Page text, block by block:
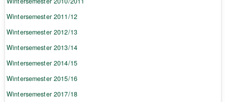
Wintersemester 2011/12
Wintersemester 2012/13
Wintersemester 2013/14
Wintersemester 2014/15
Wintersemester 2015/16
Wintersemester 2017/18